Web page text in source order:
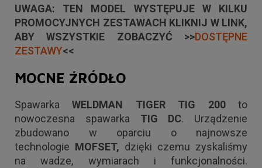
UWAGA: TEN MODEL WYSTĘPUJE W KILKU
PROMOCYJNYCH ZESTAWACH KLIKNIJ W LINK,
ABY WSZYSTKIE ZOBACZYĆ >>DOSTĘPNE
ZESTAWY<<
MOCNE ŹRÓDŁO
SpawarkaWELDMAN TIGER TIG 200to
nowoczesna spawarka TIG DC. Urządzenie
zbudowano w oparciu o najnowsze
technologie MOFSET, dzięki czemu zyskaliśmy
na wadze, wymiarach i funkcjonalności.